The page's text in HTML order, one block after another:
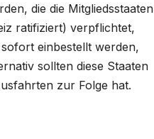
die die Mitgliedsstaaten
ratifiziert) verpflichtet,
einbestellt werden,
sollten diese Staaten
zur Folge hat.